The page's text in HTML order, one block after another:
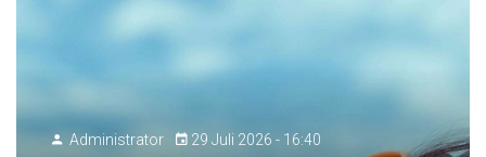
Administrator 29 Juli 2026 - 16:40